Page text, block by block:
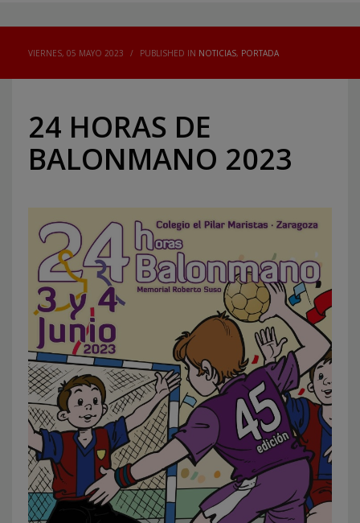
VIERNES, 05 MAYO 2023 / PUBLISHED IN NOTICIAS, PORTADA
24 HORAS DE
BALONMANO 2023